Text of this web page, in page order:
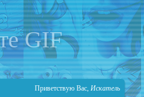
GIF
Приветствую Вас, Искатель